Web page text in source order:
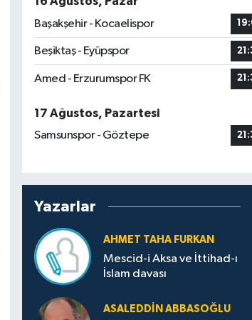
Başakşehir - Kocaelispor
Beşiktaş - Eyüpspor
Amed - Erzurumspor FK
17 Ağustos, Pazartesi
Samsunspor - Göztepe
Yazarlar
AHMET TAHA FURKAN
Mescid-i Aksa ve İttihad-ı
İslam davası
ASALEDDIN ABBASOĞLU